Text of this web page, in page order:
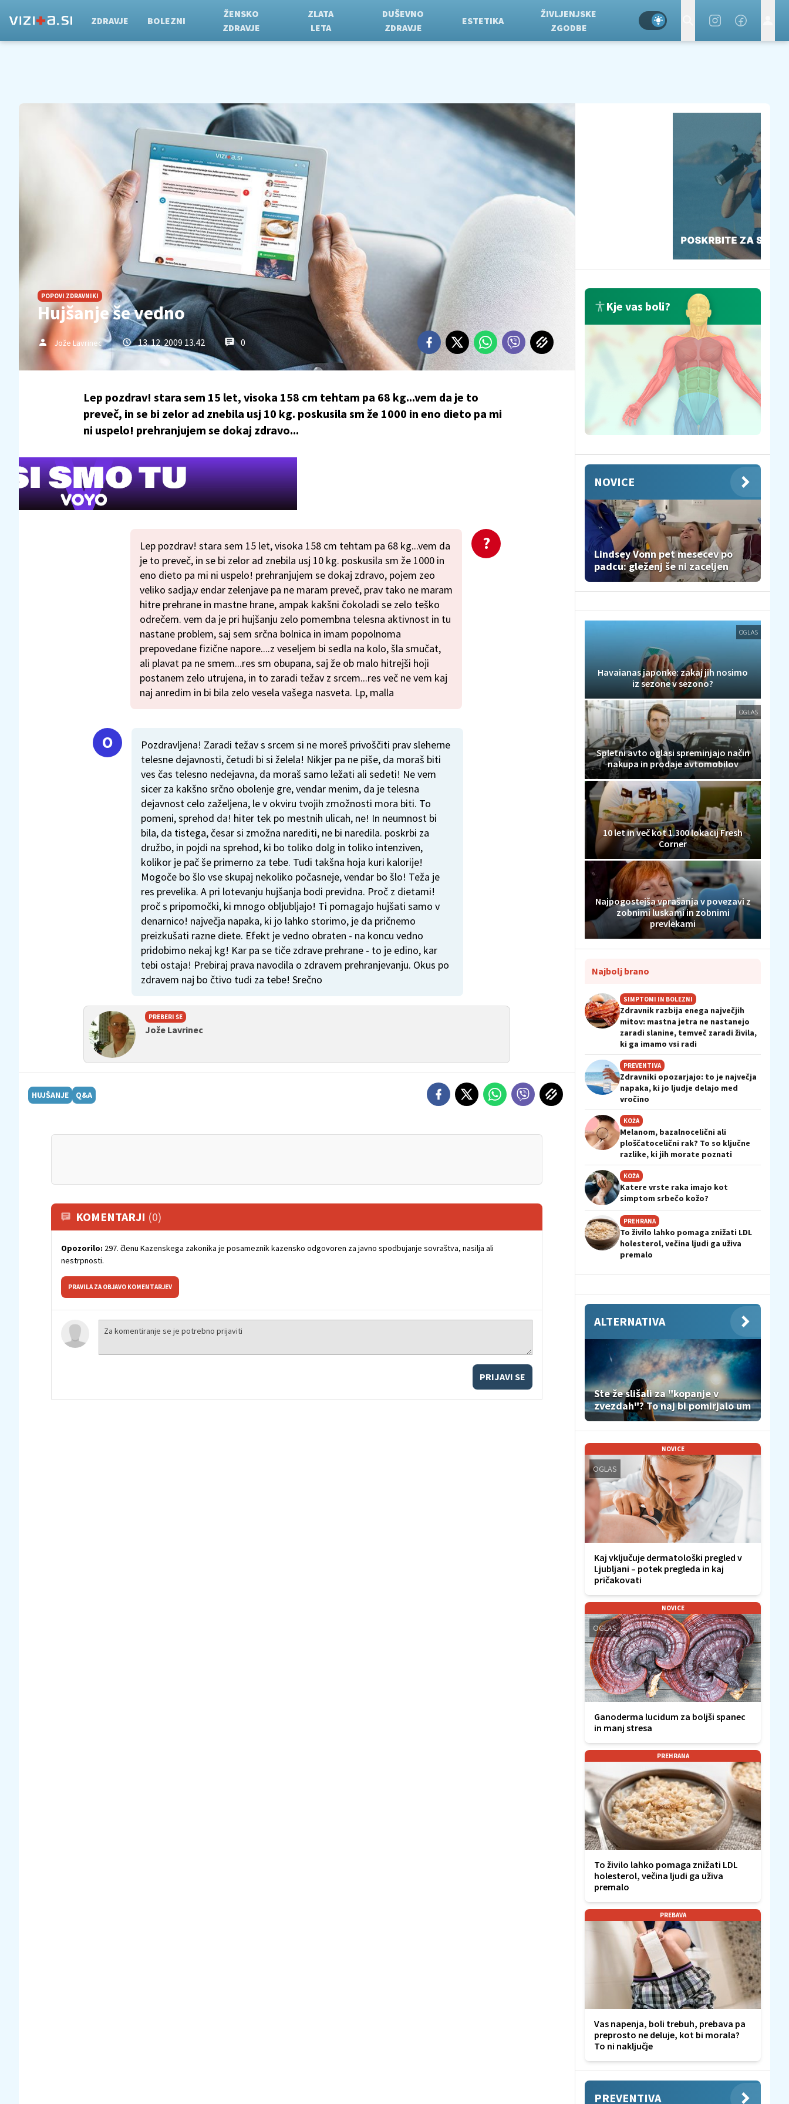
ZDRAVJE BOLEZNI
ŽENSKO
ZDRAVJE
ZLATA
LETA
DUŠEVNO
ZDRAVJE
ESTETIKA
ŽIVLJENJSKE
ZGODBE
POPOVI ZDRAVNIKI
Hujšanje še vedno
Jože Lavrinec 13. 12. 2009 13.42 0
Lep pozdrav! stara sem 15 let, visoka 158 cm tehtam pa 68 kg...vem da je to
preveč, in se bi zelor ad znebila usj 10 kg. poskusila sm že 1000 in eno dieto pa mi
ni uspelo! prehranjujem se dokaj zdravo...
Lep pozdrav! stara sem 15 let, visoka 158 cm tehtam pa 68 kg...vem da
je to preveč, in se bi zelor ad znebila usj 10 kg. poskusila sm že 1000 in
eno dieto pa mi ni uspelo! prehranjujem se dokaj zdravo, pojem zeo
veliko sadja,v endar zelenjave pa ne maram preveč, prav tako ne maram
hitre prehrane in mastne hrane, ampak kakšni čokoladi se zelo teško
odrečem. vem da je pri hujšanju zelo pomembna telesna aktivnost in tu
nastane problem, saj sem srčna bolnica in imam popolnoma
prepovedane fizične napore....z veseljem bi sedla na kolo, šla smučat,
ali plavat pa ne smem...res sm obupana, saj že ob malo hitrejši hoji
postanem zelo utrujena, in to zaradi težav z srcem...res več ne vem kaj
naj anredim in bi bila zelo vesela vašega nasveta. Lp, malla
Pozdravljena! Zaradi težav s srcem si ne moreš privoščiti prav sleherne
telesne dejavnosti, četudi bi si želela! Nikjer pa ne piše, da moraš biti
ves čas telesno nedejavna, da moraš samo ležati ali sedeti! Ne vem
sicer za kakšno srčno obolenje gre, vendar menim, da je telesna
dejavnost celo zaželjena, le v okviru tvojih zmožnosti mora biti. To
pomeni, sprehod da! hiter tek po mestnih ulicah, ne! In neumnost bi
bila, da tistega, česar si zmožna narediti, ne bi naredila. poskrbi za
družbo, in pojdi na sprehod, ki bo toliko dolg in toliko intenziven,
kolikor je pač še primerno za tebe. Tudi takšna hoja kuri kalorije!
Mogoče bo šlo vse skupaj nekoliko počasneje, vendar bo šlo! Teža je
res prevelika. A pri lotevanju hujšanja bodi previdna. Proč z dietami!
proč s pripomočki, ki mnogo obljubljajo! Ti pomagajo hujšati samo v
denarnico! največja napaka, ki jo lahko storimo, je da pričnemo
preizkušati razne diete. Efekt je vedno obraten - na koncu vedno
pridobimo nekaj kg! Kar pa se tiče zdrave prehrane - to je edino, kar
tebi ostaja! Prebiraj prava navodila o zdravem prehranjevanju. Okus po
zdravem naj bo čtivo tudi za tebe! Srečno
PREBERI ŠE
Jože Lavrinec
HUJŠANJE Q&A
KOMENTARJI (0)
Opozorilo: 297. členu Kazenskega zakonika je posameznik kazensko odgovoren za javno spodbujanje sovraštva, nasilja ali
nestrpnosti.
PRAVILA ZA OBJAVO KOMENTARJEV
PRIJAVI SE
Kje vas boli?
NOVICE
Lindsey Vonn pet mesecev po
padcu: gleženj še ni zaceljen
OGLAS
Havaianas japonke: zakaj jih nosimo
iz sezone v sezono?
OGLAS
Spletni avto oglasi spreminjajo način
nakupa in prodaje avtomobilov
10 let in več kot 1.300 lokacij Fresh
Corner
Najpogostejša vprašanja v povezavi z
zobnimi luskami in zobnimi
prevlekami
Najbolj brano
SIMPTOMI IN BOLEZNI
Zdravnik razbija enega največjih
mitov: mastna jetra ne nastanejo
zaradi slanine, temveč zaradi živila,
ki ga imamo vsi radi
PREVENTIVA
Zdravniki opozarjajo: to je največja
napaka, ki jo ljudje delajo med
vročino
KOŽA
Melanom, bazalnocelični ali
ploščatocelični rak? To so ključne
razlike, ki jih morate poznati
KOŽA
Katere vrste raka imajo kot
simptom srbečo kožo?
PREHRANA
To živilo lahko pomaga znižati LDL
holesterol, večina ljudi ga uživa
premalo
ALTERNATIVA
Ste že slišali za "kopanje v
zvezdah"? To naj bi pomirjalo um
NOVICE
OGLAS
Kaj vključuje dermatološki pregled v
Ljubljani – potek pregleda in kaj
pričakovati
NOVICE
OGLAS
Ganoderma lucidum za boljši spanec
in manj stresa
PREHRANA
To živilo lahko pomaga znižati LDL
holesterol, večina ljudi ga uživa
premalo
PREBAVA
Vas napenja, boli trebuh, prebava pa
preprosto ne deluje, kot bi morala?
To ni naključje
PREVENTIVA